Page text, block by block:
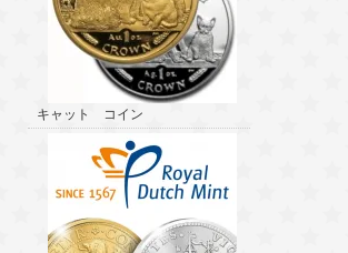
キャット コイン